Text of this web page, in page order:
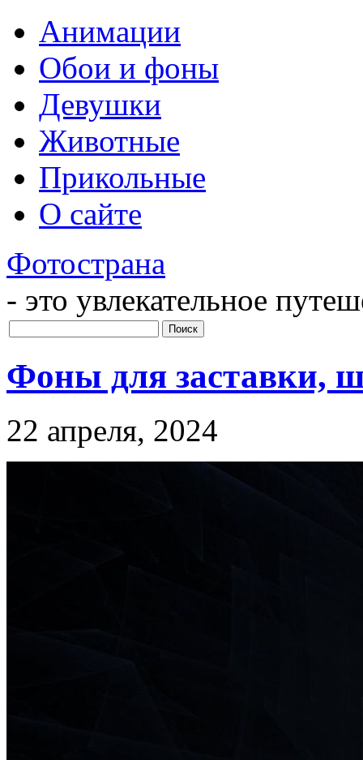
Анимации
Обои и фоны
Девушки
Животные
Прикольные
О сайте
Фотострана
- это увлекательное
Фоны для заставки,
22 апреля, 2024